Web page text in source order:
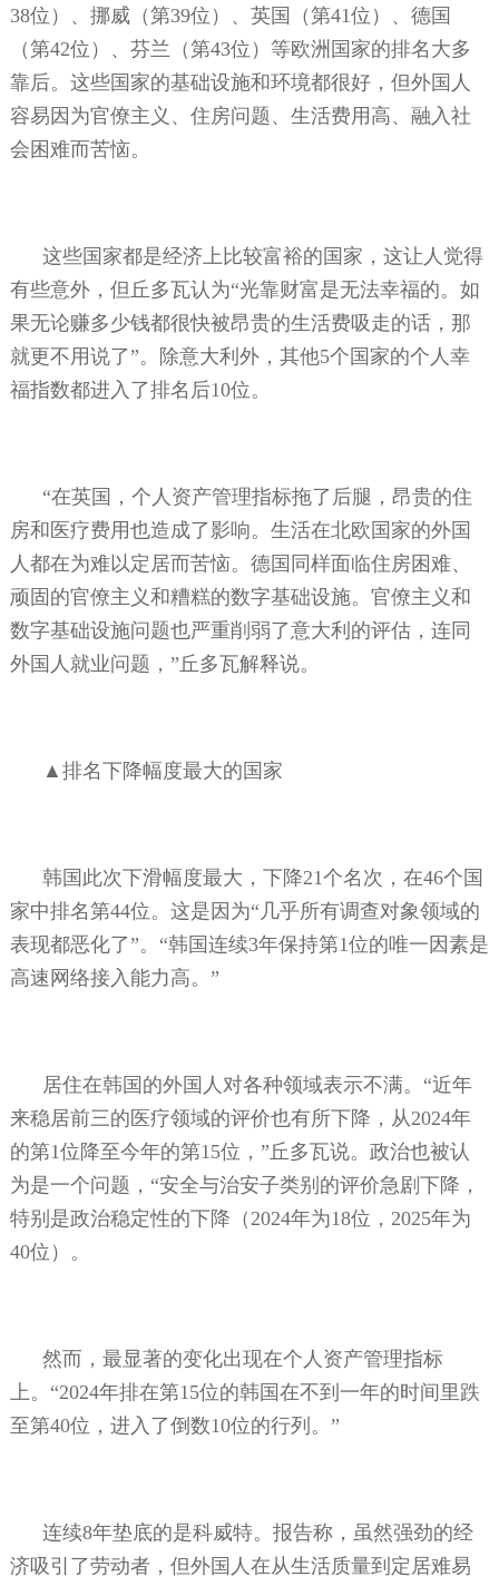
38位）、挪威（第39位）、英国（第41位）、德国
（第42位）、芬兰（第43位）等欧洲国家的排名大多
靠后。这些国家的基础设施和环境都很好，但外国人
容易因为官僚主义、住房问题、生活费用高、融入社
会困难而苦恼。
这些国家都是经济上比较富裕的国家，这让人觉得
有些意外，但丘多瓦认为“光靠财富是无法幸福的。如
果无论赚多少钱都很快被昂贵的生活费吸走的话，那
就更不用说了”。除意大利外，其他5个国家的个人幸
福指数都进入了排名后10位。
“在英国，个人资产管理指标拖了后腿，昂贵的住
房和医疗费用也造成了影响。生活在北欧国家的外国
人都在为难以定居而苦恼。德国同样面临住房困难、
顽固的官僚主义和糟糕的数字基础设施。官僚主义和
数字基础设施问题也严重削弱了意大利的评估，连同
外国人就业问题，”丘多瓦解释说。
▲排名下降幅度最大的国家
韩国此次下滑幅度最大，下降21个名次，在46个国
家中排名第44位。这是因为“几乎所有调查对象领域的
表现都恶化了”。“韩国连续3年保持第1位的唯一因素是
高速网络接入能力高。”
居住在韩国的外国人对各种领域表示不满。“近年
来稳居前三的医疗领域的评价也有所下降，从2024年
的第1位降至今年的第15位，”丘多瓦说。政治也被认
为是一个问题，“安全与治安子类别的评价急剧下降，
特别是政治稳定性的下降（ 2024年为18位， 2025年为
40位）。
然而，最显著的变化出现在个人资产管理指标
上。“2024年排在第15位的韩国在不到一年的时间里跌
至第40位，进入了倒数10位的行列。”
连续8年垫底的是科威特。报告称，虽然强劲的经
济吸引了劳动者，但外国人在从生活质量到定居难易